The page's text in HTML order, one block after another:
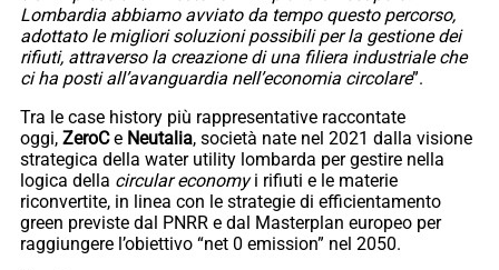
Lombardia abbiamo avviato da tempo questo percorso,
adottato le migliori soluzioni possibili per la gestione dei
rifiuti, attraverso la creazione di una filiera industriale che
ci ha posti all’avanguardia nell’economia circolare”.
Tra le case history più rappresentative raccontate
oggi, ZeroCe Neutalia, società nate nel 2021 dalla visione
strategica della water utility lombarda per gestire nella
logica della circular economyi rifiuti e le materie
riconvertite, in linea con le strategie di efficientamento
green previste dal PNRR e dal Masterplan europeo per
raggiungere l’obiettivo “net 0 emission” nel 2050.